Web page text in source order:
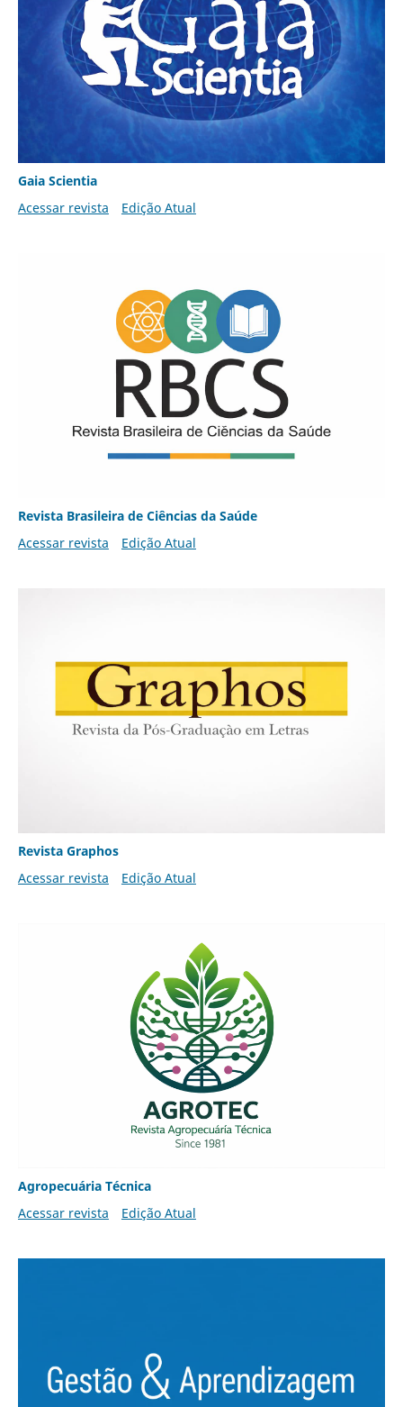
Gaia Scientia
Acessar revista
Edição Atual
Revista Brasileira de Ciências da Saúde
Acessar revista
Edição Atual
Revista Graphos
Acessar revista
Edição Atual
Agropecuária Técnica
Acessar revista
Edição Atual